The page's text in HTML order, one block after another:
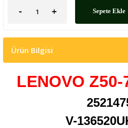
Sepete Ekle
Ürün Bilgisi
LENOVO
V-